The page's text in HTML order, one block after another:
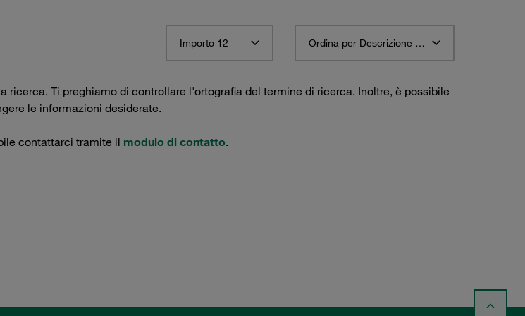
Importo 12 Ordina per Descrizione materiale STAUFF ascendente
ricerca. Ti preghiamo di controllare l'ortografia del termine di ricerca. Inoltre, è possibile
le informazioni desiderate.
contattarci tramite il modulo di contatto.